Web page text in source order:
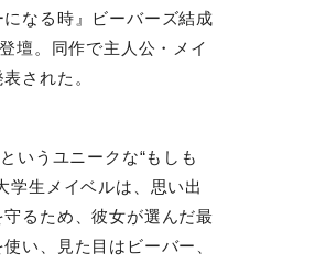
なる時』ビーバーズ結成
壇。同作で主人公・メイ
された。
いうユニークな“もしも
学生メイベルは、思い出
るため、彼女が選んだ最
い、見た目はビーバー、